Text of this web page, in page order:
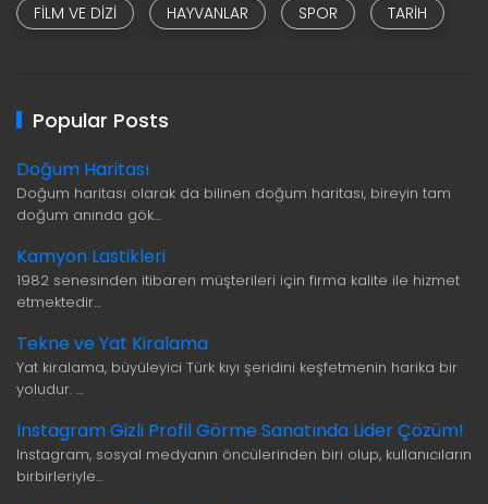
FILM VE DIZI
HAYVANLAR SPOR TARIH
Popular Posts
Doğum Haritası
Doğum haritası olarak da bilinen doğum haritası, bireyin tam
doğum anında gök…
Kamyon Lastikleri
1982 senesinden itibaren müşterileri için firma kalite ile hizmet
etmektedir…
Tekne ve Yat Kiralama
Yat kiralama, büyüleyici Türk kıyı şeridini keşfetmenin harika bir
yoludur. …
Instagram Gizli Profil Görme Sanatında Lider Çözüm!
Instagram, sosyal medyanın öncülerinden biri olup, kullanıcıların
birbirleriyle…